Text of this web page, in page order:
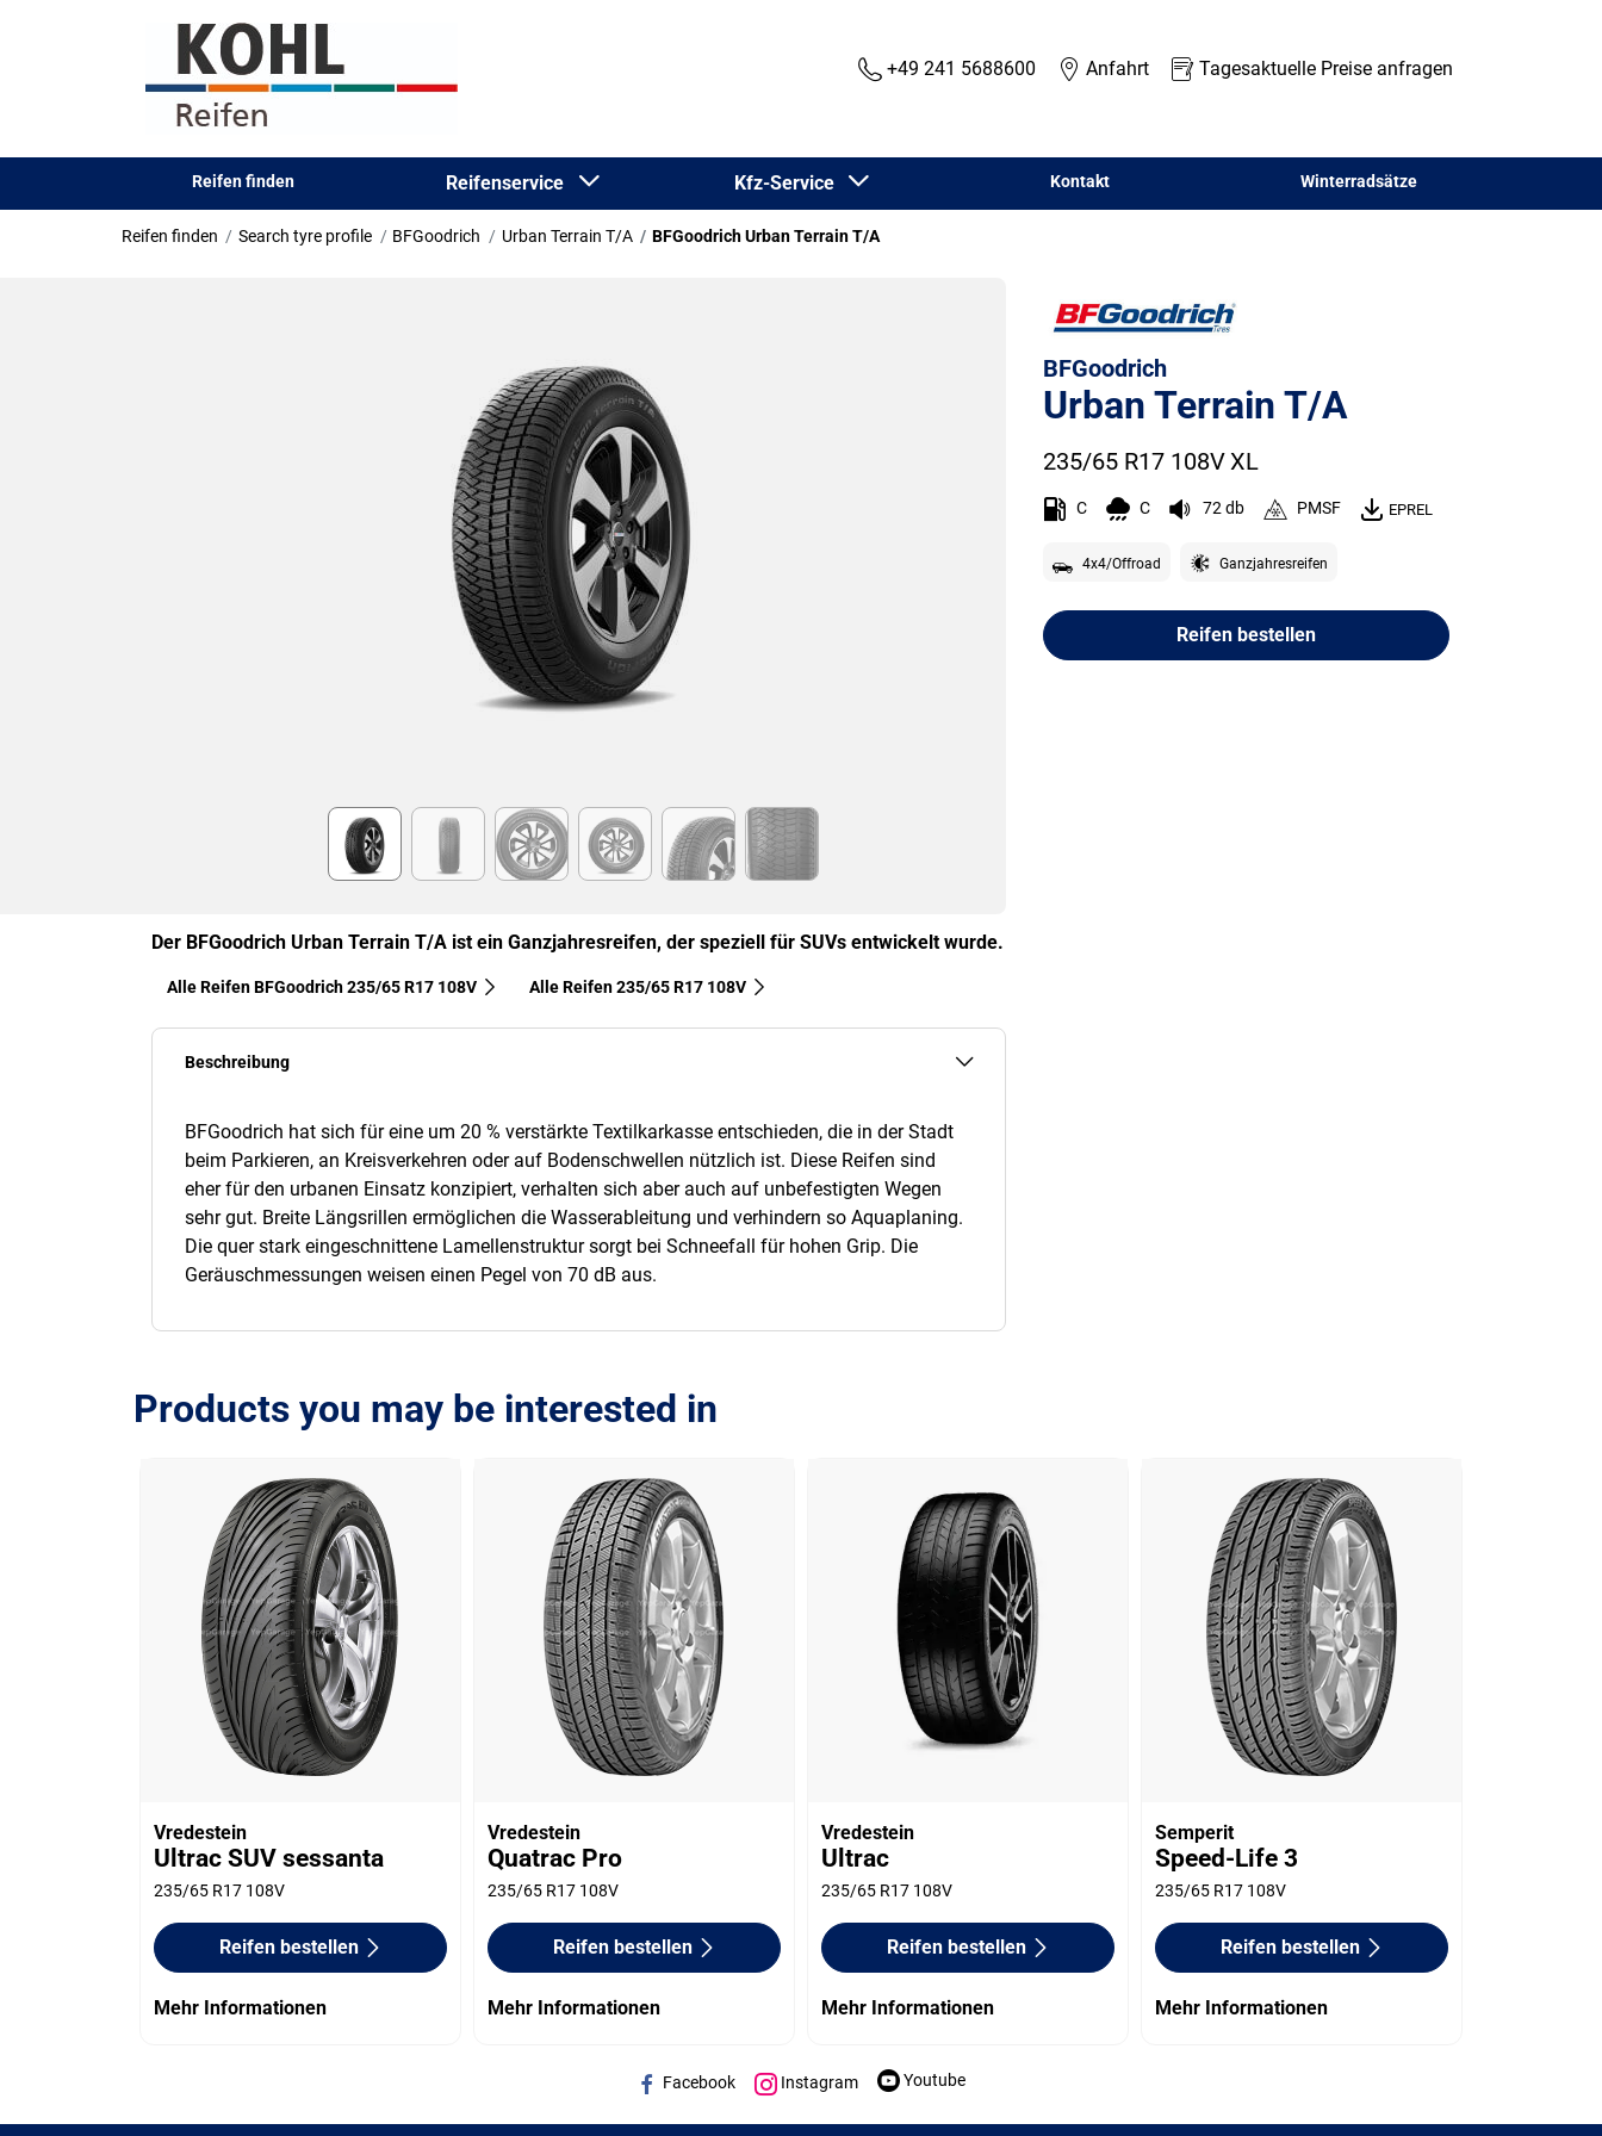
+49 241 5688600 Anfahrt Tagesaktuelle Preise anfragen
Reifen finden Reifenservice Kfz-Service Kontakt Winterradsätze
Reifen finden Search tyre profile BFGoodrich Urban Terrain T/A BFGoodrich Urban Terrain T/A
Der BFGoodrich Urban Terrain T/A ist ein Ganzjahresreifen, der speziell für SUVs entwickelt wurde.
Alle Reifen BFGoodrich 235/65 R17 108V Alle Reifen‎ 235/65 R17 108V
Beschreibung
BFGoodrich hat sich für eine um 20 % verstärkte Textilkarkasse entschieden, die in der Stadt
beim Parkieren, an Kreisverkehren oder auf Bodenschwellen nützlich ist. Diese Reifen sind
eher für den urbanen Einsatz konzipiert, verhalten sich aber auch auf unbefestigten Wegen
sehr gut. Breite Längsrillen ermöglichen die Wasserableitung und verhindern so Aquaplaning.
Die quer stark eingeschnittene Lamellenstruktur sorgt bei Schneefall für hohen Grip. Die
Geräuschmessungen weisen einen Pegel von 70 dB aus.
BFGoodrich
Urban Terrain T/A
235/65 R17 108V XL
C C 72 db PMSF EPREL
4x4/Offroad Ganzjahresreifen
Reifen bestellen
Products you may be interested in
Vredestein
Ultrac SUV sessanta
235/65 R17 108V
Reifen bestellen
Mehr Informationen
Vredestein
Quatrac Pro
235/65 R17 108V
Reifen bestellen
Mehr Informationen
Vredestein
Ultrac
235/65 R17 108V
Reifen bestellen
Mehr Informationen
Semperit
Speed-Life 3
235/65 R17 108V
Reifen bestellen
Mehr Informationen
Facebook Instagram Youtube